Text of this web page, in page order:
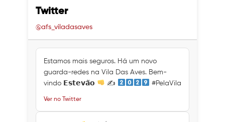
Twitter
@afs_viladasaves
Estamos mais seguros. Há um novo
guarda-redes na Vila Das Aves. Bem-
vindo 𝗘𝘀𝘁𝗲𝘃𝗮̃𝗼
✍ #PelaVila
Ver no Twitter